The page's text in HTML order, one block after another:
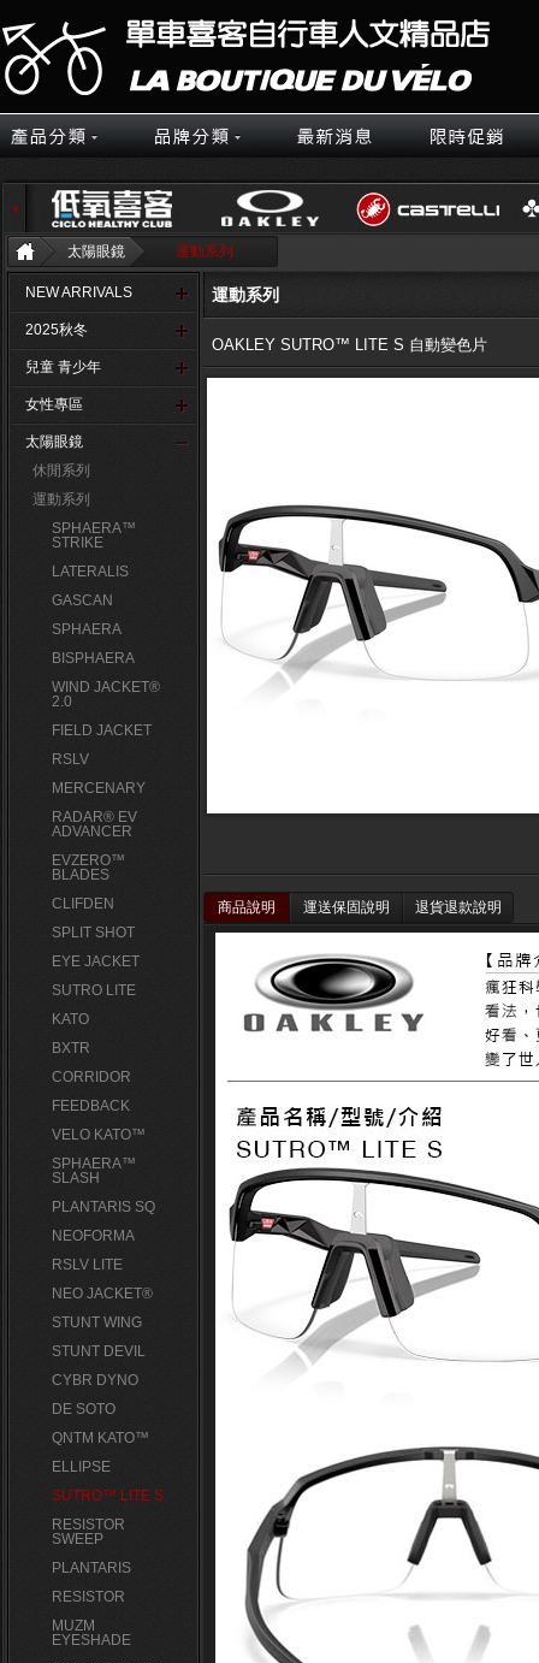
太陽眼鏡 運動系列
NEW ARRIVALS
2025秋冬
兒童 青少年
女性專區
太陽眼鏡
休閒系列
運動系列
SPHAERA™
STRIKE
LATERALIS
GASCAN
SPHAERA
BISPHAERA
WIND JACKET®
2.0
FIELD JACKET
RSLV
MERCENARY
RADAR® EV
ADVANCER
EVZERO™
BLADES
CLIFDEN
SPLIT SHOT
EYE JACKET
SUTRO LITE
KATO
BXTR
CORRIDOR
FEEDBACK
VELO KATO™
SPHAERA™
SLASH
PLANTARIS SQ
NEOFORMA
RSLV LITE
NEO JACKET®
STUNT WING
STUNT DEVIL
CYBR DYNO
DE SOTO
QNTM KATO™
ELLIPSE
SUTRO™ LITE S
RESISTOR
SWEEP
PLANTARIS
RESISTOR
MUZM
EYESHADE
運動系列
OAKLEY SUTRO™ LITE S 自動變色片
商品說明 運送保固說明 退貨退款說明